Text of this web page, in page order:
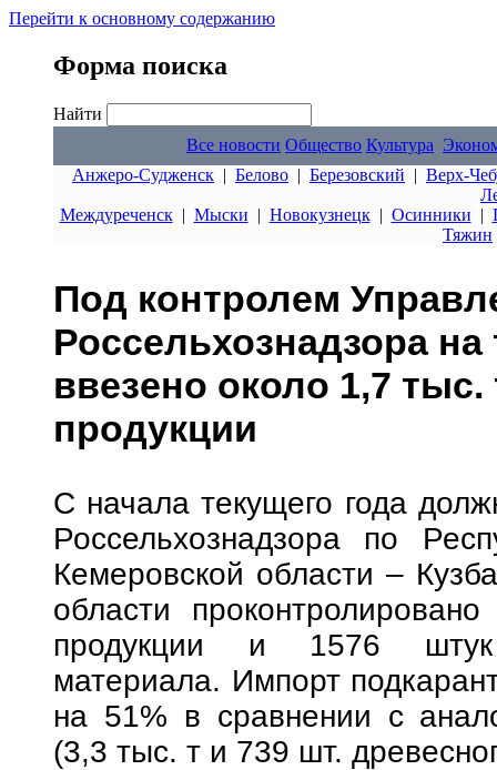
Перейти к основному содержанию
Форма поиска
Найти
Все новости Общество Культура
Анжеро-Судженск | Белово | Березовский | Верх-
Междуреченск| Мыски | Новокузнецк| Осинники |
Тяжин
Под контролем
Россельхознадзора
ввезено около 1,7
продукции
С начала текущего года
Россельхознадзора по
Кемеровской области –
области
продукции и 1576 штук
материала. Импорт
на 51% в сравнении с
(3,3 тыс. т и 739 шт.